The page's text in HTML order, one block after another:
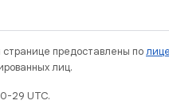
предоставлены по
лиц.
29 UTC.